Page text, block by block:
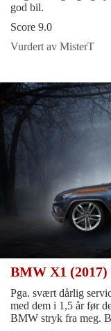
god bil.
Score 9.0
Vurdert av MisterT
BMW X1 (2017)
Pga. svært dårlig
med dem i 1,5 år før
BMW stryk fra meg.